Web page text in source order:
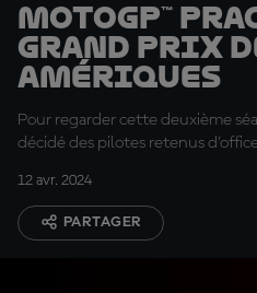
MotoGP™
Grand Prix
Amériques
Pour regarder cette deuxième
décidé des pilotes retenus
12 avr. 2024
PARTAGER